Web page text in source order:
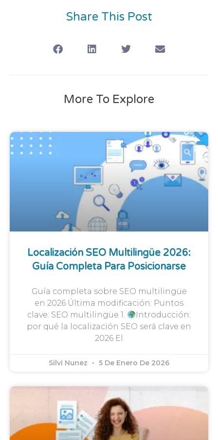
Share This Post
More To Explore
Localización SEO Multilingüe 2026:
Guía Completa Para Posicionarse
Guía completa sobre SEO multilingüe
en 2026 Última modificación: Puntos
clave: SEO multilingüe 1.
Introducción:
por qué la localización SEO será clave en
2026 El
Silvi Nunez 5 De Enero De 2026